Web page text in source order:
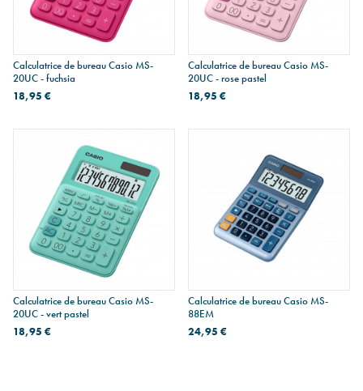
Calculatrice de bureau Casio MS-
20UC - fuchsia
18,95 €
Calculatrice de bureau Casio MS-
20UC - rose pastel
18,95 €
Calculatrice de bureau Casio MS-
20UC - vert pastel
18,95 €
Calculatrice de bureau Casio MS-
88EM
24,95 €